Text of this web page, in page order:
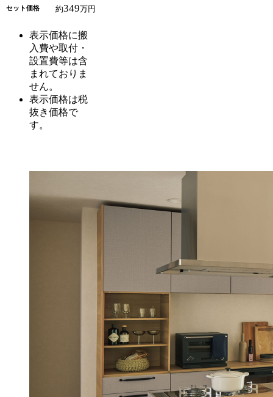
セット価格 約349万円
表示価格に搬
入費や取付・
設置費等は含
まれておりま
せん。
表示価格は税
抜き価格で
す。